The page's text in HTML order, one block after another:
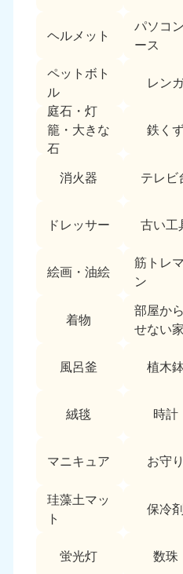
ヘルメット
パソコ
ース
ペットボト
ル
レン
庭石・灯
籠・大きな
石
鉄く
消火器 テレビ
ドレッサー 古い工
絵画・油絵
筋トレ
ン
着物
部屋か
せない
風呂釜 植木
絨毯 時計
マニキュア お守り
珪藻土マッ
ト
保冷剤
蛍光灯 数珠
050-1881-5248
中国
岡山県
050-1881-5146
9:00〜19:00 年中無休
9:00〜19:00 年中無休
島根県
050-1881-5145
四
香川県
050-1880-9899
9:00〜19:00 年中無休
9:00〜19:00 年中無休